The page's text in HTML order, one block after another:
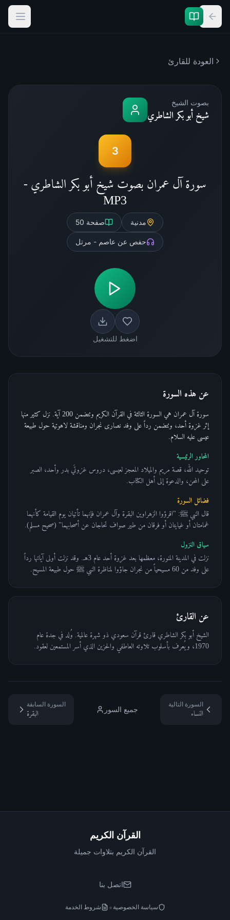
العودة للقارئ
بصوت الشيخ
شيخ أبو بكر الشاطري
3
سورة آل عمران بصوت شيخ أبو بكر الشاطري -
MP3
مدنية صفحة 50
حفص عن عاصم - مرتل
اضغط للتشغيل
عن هذه السورة
سورة آل عمران هي السورة الثالثة في القرآن الكريم وتتضمن 200 آية. نزل كثير منها
إثر غزوة أحد، وتتضمن رداً على وفد نصارى نجران ومناقشة لاهوتية حول طبيعة
عيسى عليه السلام.
المحاور الرئيسية
توحيد الله، قصة مريم والميلاد المعجز لعيسى، دروس غزوتَي بدر وأحد، الصبر
على المحن، والدعوة إلى أهل الكتاب.
فضائل السورة
قال النبي ﷺ: "اقرؤوا الزهراوين البقرة وآل عمران فإنهما تأتيان يوم القيامة كأنهما
غمامتان أو غيايتان أو فرقان من طير صواف تحاجان عن أصحابهما" (صحيح مسلم).
سياق النزول
نزلت في المدينة المنورة، معظمها بعد غزوة أحد عام 3هـ. وقد نزلت أولى آياتها رداً
على وفد من 60 مسيحياً من نجران جاؤوا لمناظرة النبي ﷺ حول طبيعة المسيح.
عن القارئ
الشيخ أبو بكر الشاطري قارئ قرآن سعودي ذو شهرة عالمية. وُلد في جدة عام
1970، ويُعرف بأسلوب تلاوته العاطفي والحزين الذي أسر المستمعين لعقود.
السورة السابقة
البقرة
جميع السور
السورة التالية
النساء
القرآن الكريم
القرآن الكريم بتلاوات جميلة
اتصل بنا
سياسة الخصوصية • شروط الخدمة